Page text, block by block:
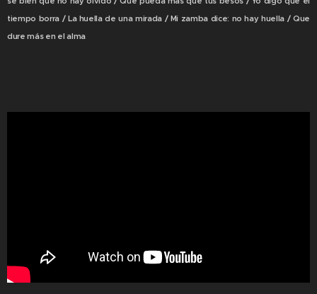
tiempo borra / La huella de una mirada / Mi zamba dice: no hay huella / Que
dure más en el alma